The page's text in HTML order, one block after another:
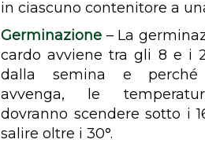
in ciascuno contenitore a
Germinazione – La
cardo avviene tra gli 8 e i
dalla semina e perché
avvenga, le
dovranno scendere sotto i
salire oltre i 30°.